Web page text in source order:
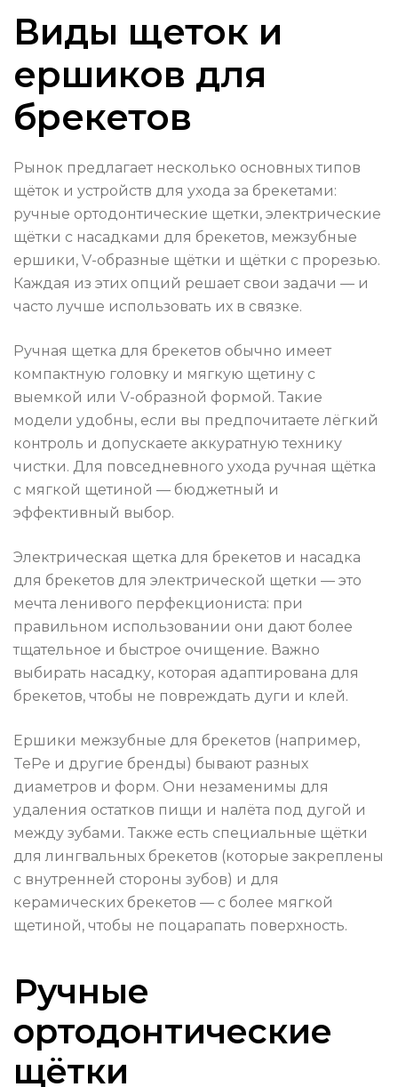
Виды щеток и
ершиков для
брекетов
Рынок предлагает несколько основных типов
щёток и устройств для ухода за брекетами:
ручные ортодонтические щетки, электрические
щётки с насадками для брекетов, межзубные
ершики, V-образные щётки и щётки с прорезью.
Каждая из этих опций решает свои задачи — и
часто лучше использовать их в связке.
Ручная щетка для брекетов обычно имеет
компактную головку и мягкую щетину с
выемкой или V-образной формой. Такие
модели удобны, если вы предпочитаете лёгкий
контроль и допускаете аккуратную технику
чистки. Для повседневного ухода ручная щётка
с мягкой щетиной — бюджетный и
эффективный выбор.
Электрическая щетка для брекетов и насадка
для брекетов для электрической щетки — это
мечта ленивого перфекциониста: при
правильном использовании они дают более
тщательное и быстрое очищение. Важно
выбирать насадку, которая адаптирована для
брекетов, чтобы не повреждать дуги и клей.
Ершики межзубные для брекетов (например,
TePe и другие бренды) бывают разных
диаметров и форм. Они незаменимы для
удаления остатков пищи и налёта под дугой и
между зубами. Также есть специальные щётки
для лингвальных брекетов (которые закреплены
с внутренней стороны зубов) и для
керамических брекетов — с более мягкой
щетиной, чтобы не поцарапать поверхность.
Ручные
ортодонтические
щётки